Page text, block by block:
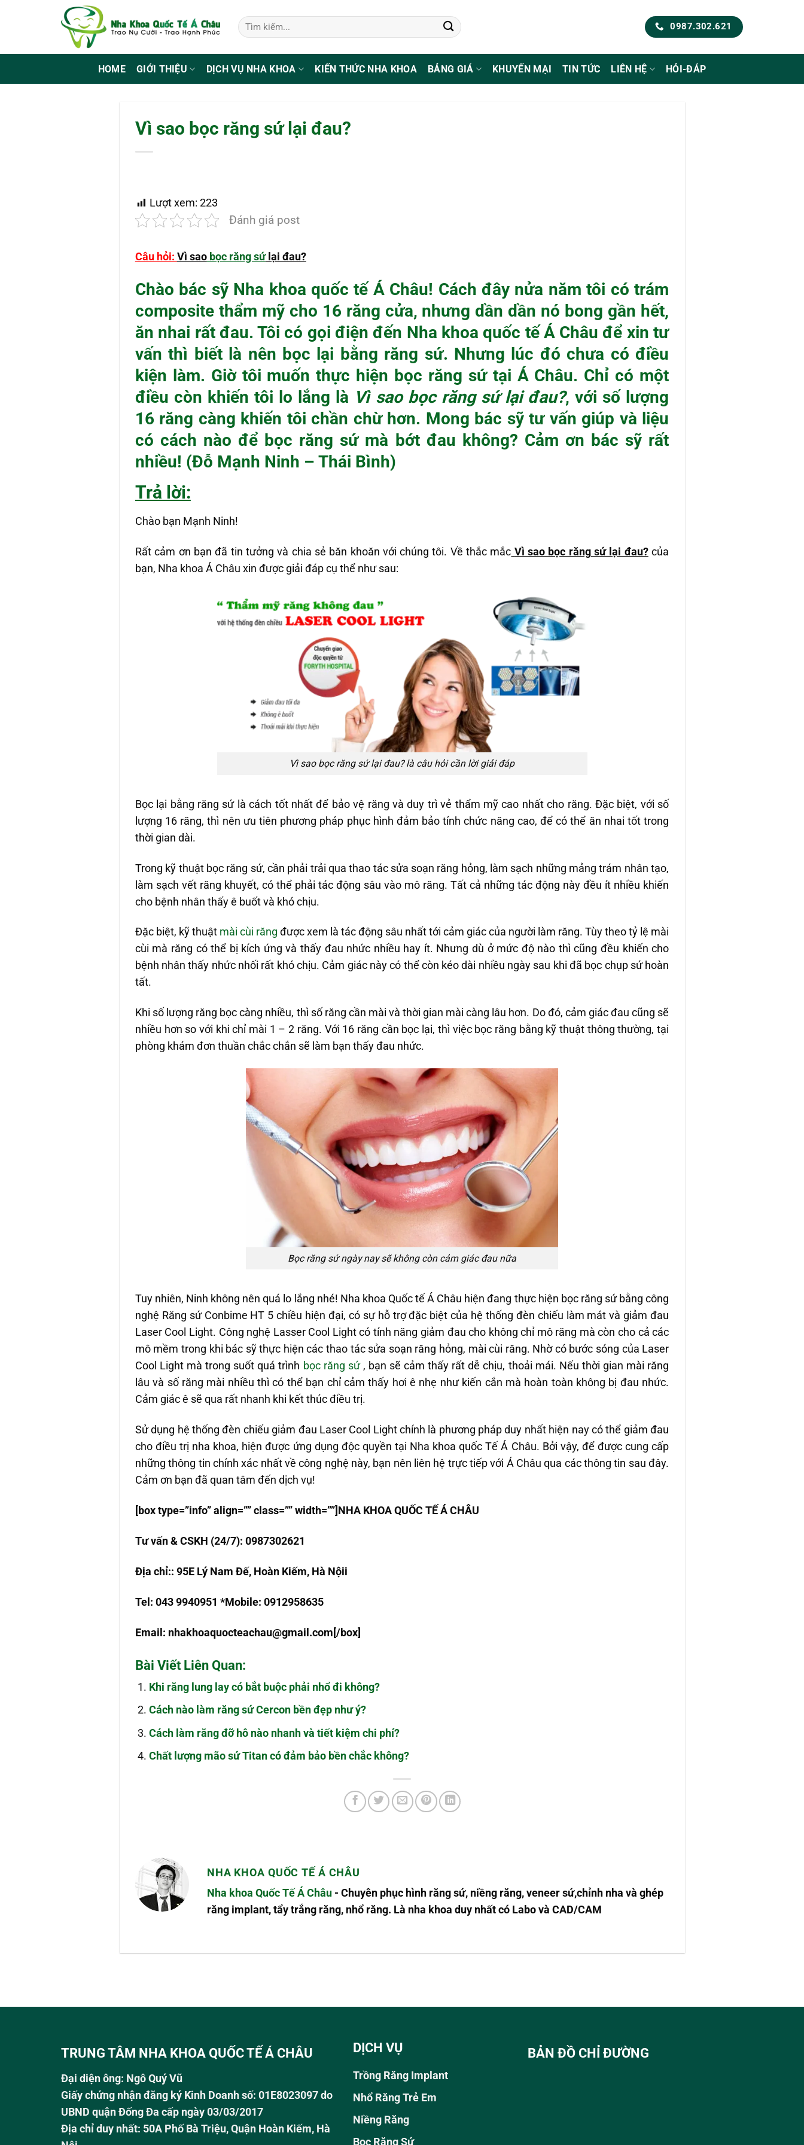
0987.302.621
HOME GIỚI THIỆU DỊCH VỤ NHA KHOA KIẾN THỨC NHA KHOA BẢNG GIÁ KHUYẾN MẠI TIN TỨC LIÊN HỆ HỎI-ĐÁP
Vì sao bọc răng sứ lại đau?
Lượt xem: 223
Đánh giá post
Câu hỏi: Vì saobọc răng sứlại đau?
Chào bác sỹ Nha khoa quốc tế Á Châu! Cách đây nửa năm tôi có trám
composite thẩm mỹ cho 16 răng cửa, nhưng dần dần nó bong gần hết,
ăn nhai rất đau. Tôi có gọi điện đến Nha khoa quốc tế Á Châu để xin tư
vấn thì biết là nên bọc lại bằng răng sứ. Nhưng lúc đó chưa có điều
kiện làm. Giờ tôi muốn thực hiện bọc răng sứ tại Á Châu. Chỉ có một
điều còn khiến tôi lo lắng là Vì sao bọc răng sứ lại đau?, với số lượng
16 răng càng khiến tôi chần chừ hơn. Mong bác sỹ tư vấn giúp và liệu
có cách nào để bọc răng sứ mà bớt đau không? Cảm ơn bác sỹ rất
nhiều! (Đỗ Mạnh Ninh – Thái Bình)
Trả lời:
Chào bạn Mạnh Ninh!
Rất cảm ơn bạn đã tin tưởng và chia sẻ băn khoăn với chúng tôi. Về thắc mắc Vì sao bọc răng sứ lại đau?của
bạn, Nha khoa Á Châu xin được giải đáp cụ thể như sau:
Vì sao bọc răng sứ lại đau? là câu hỏi cần lời giải đáp
Bọc lại bằng răng sứ là cách tốt nhất để bảo vệ răng và duy trì vẻ thẩm mỹ cao nhất cho răng. Đặc biệt, với số
lượng 16 răng, thì nên ưu tiên phương pháp phục hình đảm bảo tính chức năng cao, để có thể ăn nhai tốt trong
thời gian dài.
Trong kỹ thuật bọc răng sứ, cần phải trải qua thao tác sửa soạn răng hỏng, làm sạch những mảng trám nhân tạo,
làm sạch vết răng khuyết, có thể phải tác động sâu vào mô răng. Tất cả những tác động này đều ít nhiều khiến
cho bệnh nhân thấy ê buốt và khó chịu.
Đặc biệt, kỹ thuật mài cùi răng được xem là tác động sâu nhất tới cảm giác của người làm răng. Tùy theo tỷ lệ mài
cùi mà răng có thể bị kích ứng và thấy đau nhức nhiều hay ít. Nhưng dù ở mức độ nào thì cũng đều khiến cho
bệnh nhân thấy nhức nhối rất khó chịu. Cảm giác này có thể còn kéo dài nhiều ngày sau khi đã bọc chụp sứ hoàn
tất.
Khi số lượng răng bọc càng nhiều, thì số răng cần mài và thời gian mài càng lâu hơn. Do đó, cảm giác đau cũng sẽ
nhiều hơn so với khi chỉ mài 1 – 2 răng. Với 16 răng cần bọc lại, thì việc bọc răng bằng kỹ thuật thông thường, tại
phòng khám đơn thuần chắc chắn sẽ làm bạn thấy đau nhức.
Bọc răng sứ ngày nay sẽ không còn cảm giác đau nữa
Tuy nhiên, Ninh không nên quá lo lắng nhé! Nha khoa Quốc tế Á Châu hiện đang thực hiện bọc răng sứ bằng công
nghệ Răng sứ Conbime HT 5 chiều hiện đại, có sự hỗ trợ đặc biệt của hệ thống đèn chiếu làm mát và giảm đau
Laser Cool Light. Công nghệ Lasser Cool Light có tính năng giảm đau cho không chỉ mô răng mà còn cho cả các
mô mềm trong khi bác sỹ thực hiện các thao tác sửa soạn răng hỏng, mài cùi răng. Nhờ có bước sóng của Laser
Cool Light mà trong suốt quá trình bọc răng sứ, bạn sẽ cảm thấy rất dễ chịu, thoải mái. Nếu thời gian mài răng
lâu và số răng mài nhiều thì có thể bạn chỉ cảm thấy hơi ê nhẹ như kiến cắn mà hoàn toàn không bị đau nhức.
Cảm giác ê sẽ qua rất nhanh khi kết thúc điều trị.
Sử dụng hệ thống đèn chiếu giảm đau Laser Cool Light chính là phương pháp duy nhất hiện nay có thể giảm đau
cho điều trị nha khoa, hiện được ứng dụng độc quyền tại Nha khoa quốc Tế Á Châu. Bởi vậy, để được cung cấp
những thông tin chính xác nhất về công nghệ này, bạn nên liên hệ trực tiếp với Á Châu qua các thông tin sau đây.
Cảm ơn bạn đã quan tâm đến dịch vụ!
[box type=”info” align=”” class=”” width=””]NHA KHOA QUỐC TẾÁ CHÂU
Tưvấn & CSKH (24/7): 0987302621
Địa chỉ:: 95E Lý Nam Đế, Hoàn Kiếm, Hà Nộii
Tel: 043 9940951 *Mobile: 0912958635
Email: nhakhoaquocteachau@gmail.com [/box]
Bài Viết Liên Quan:
Khi răng lung lay có bắt buộc phải nhổ đi không?
Cách nào làm răng sứ Cercon bền đẹp như ý?
Cách làm răng đỡ hô nào nhanh và tiết kiệm chi phí?
Chất lượng mão sứ Titan có đảm bảo bền chắc không?
NHA KHOA QUỐC TẾ Á CHÂU
Nha khoa Quốc Tế Á Châu- Chuyên phục hình răng sứ, niềng răng, veneer sứ,chỉnh nha và ghép
răng implant, tẩy trắng răng, nhổ răng. Là nha khoa duy nhất có Labo và CAD/CAM
TRUNG TÂM NHA KHOA QUỐC TẾ Á CHÂU
Đại diện ông: Ngô Quý Vũ
Giấy chứng nhận đăng ký Kinh Doanh số: 01E8023097 do
UBND quận Đống Đa cấp ngày 03/03/2017
Địa chỉ duy nhất: 50A Phố Bà Triệu, Quận Hoàn Kiếm, Hà
DỊCH VỤ
Trồng Răng Implant
Nhổ Răng Trẻ Em
Niềng Răng
Bọc Răng Sứ
BẢN ĐỒ CHỈ ĐƯỜNG